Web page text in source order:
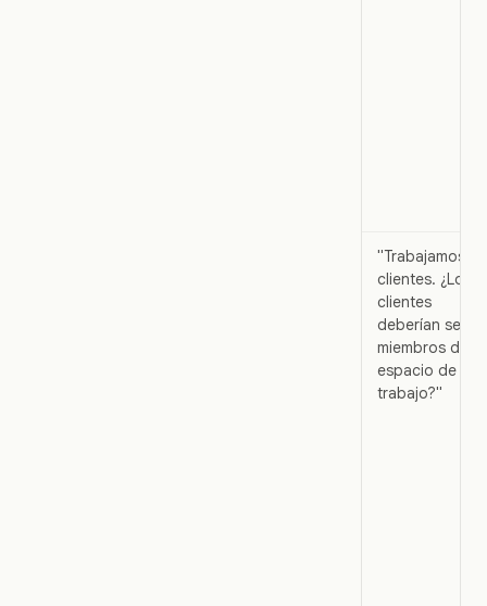
"Trabajamos
clientes. ¿Los
clientes
deberían ser
miembros del
espacio de
trabajo?"